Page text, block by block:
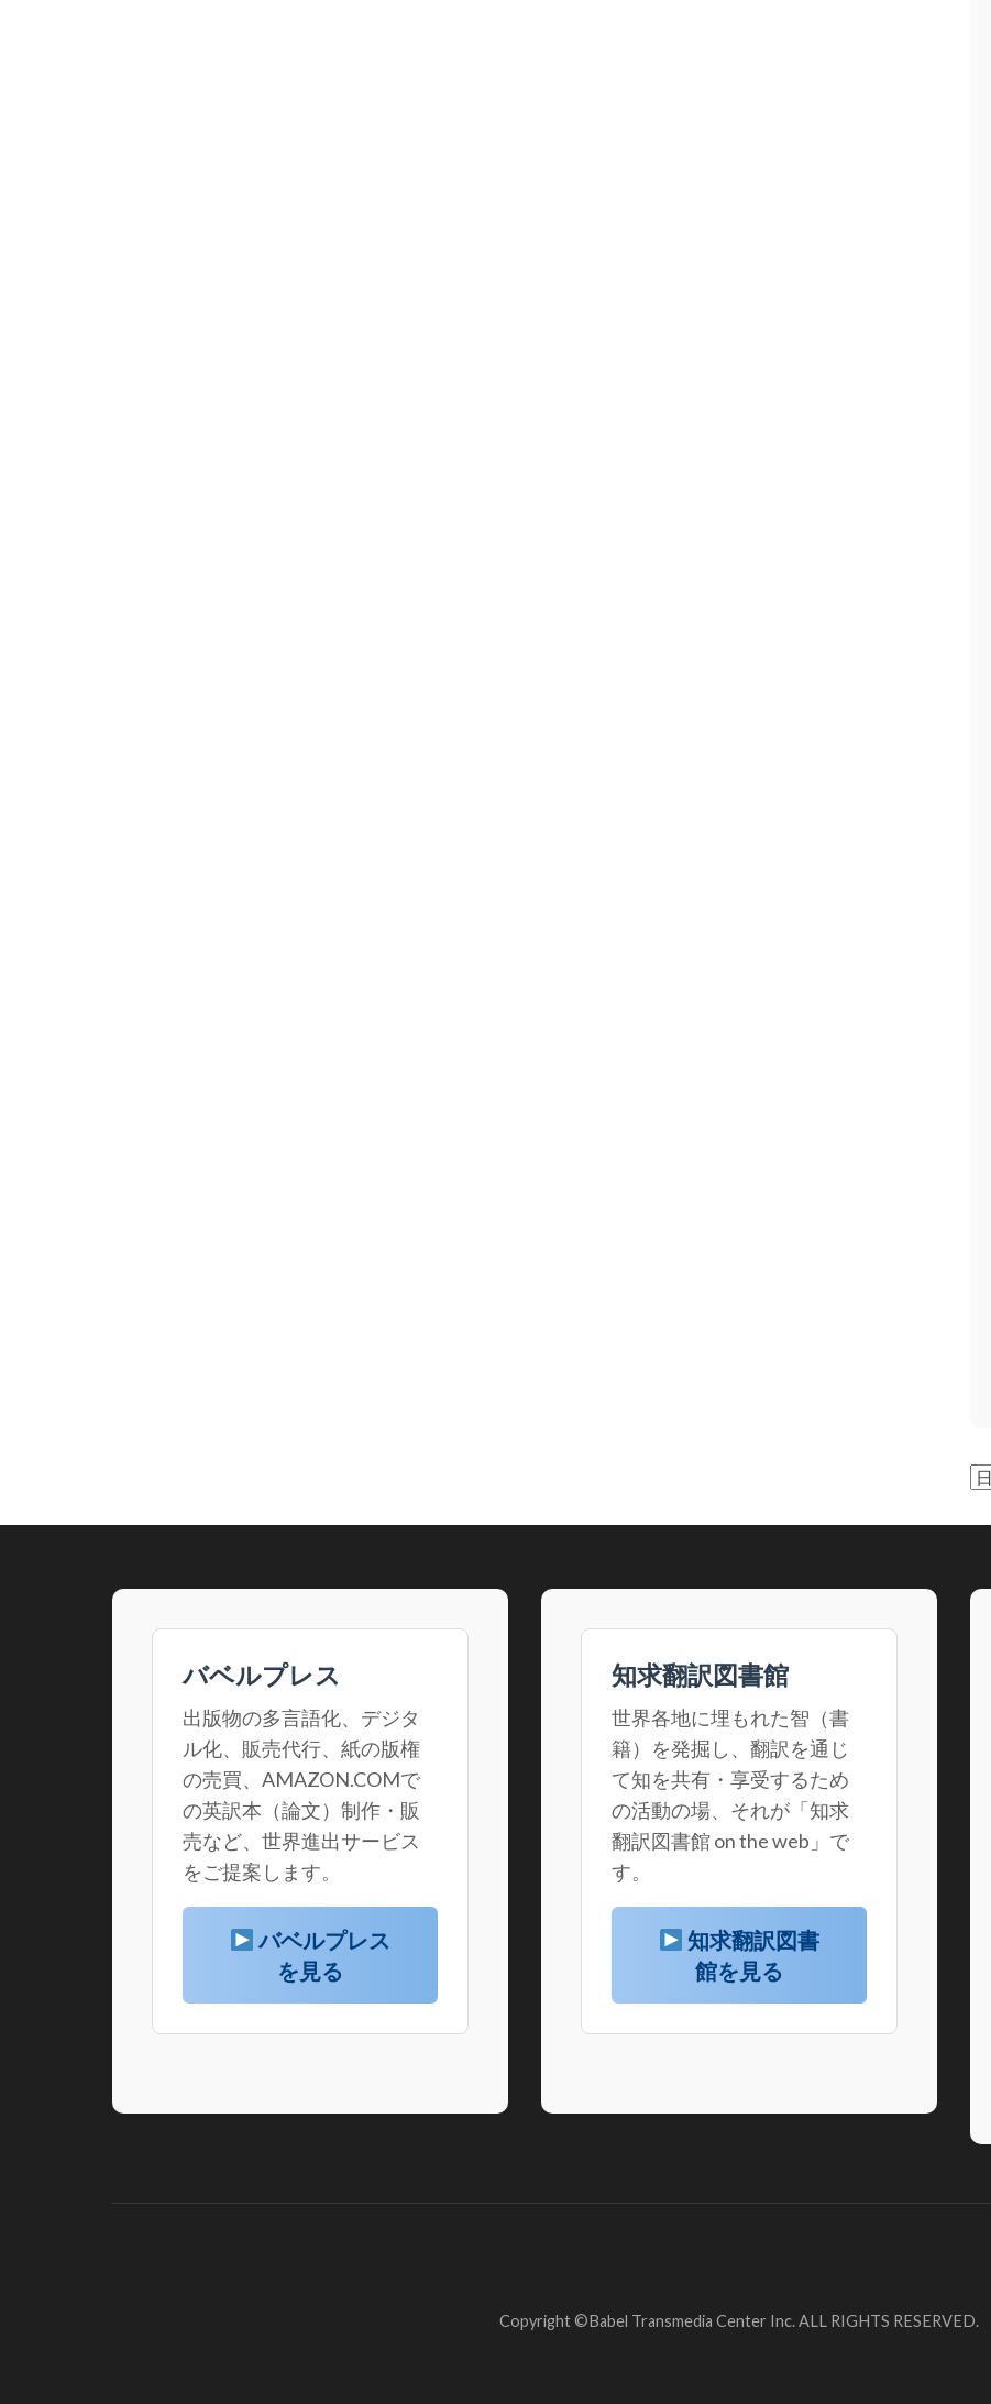
言
択
バベルプレス
出版物の多言語化、デジタ
ル化、販売代行、紙の版権
の売買、AMAZON.COMで
の英訳本（論文）制作・販
売など、世界進出サービス
をご提案します。
バベルプレス
を見る
知求翻訳図書館
世界各地に埋もれた智（書
籍）を発掘し、翻訳を通じ
て知を共有・享受するため
の活動の場、それが「知求
翻訳図書館 on the web」で
す。
知求翻訳図書
館を見る
Copyright ©Babel Transmedia Center Inc. ALL RIGHTS RESERVED.